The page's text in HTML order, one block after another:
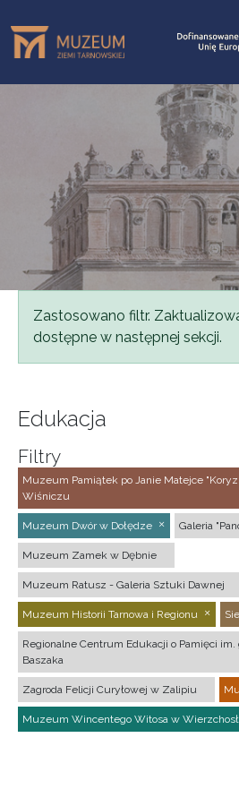
Komunikat
Zastosowano filtr.
dostępne w następnej sekcji.
Edukacja
Filtry
Muzeum Pamiątek po Janie Matejce
Wiśniczu
Muzeum Dwór w Dołędze Galeria
Muzeum Zamek w Dębnie
Muzeum Ratusz - Galeria Sztuki Dawnej
Muzeum Historii Tarnowa i Regionu
Regionalne Centrum Edukacji o Pamięci
Baszaka
Zagroda Felicji Curyłowej w Zalipiu
Muzeum Wincentego Witosa w